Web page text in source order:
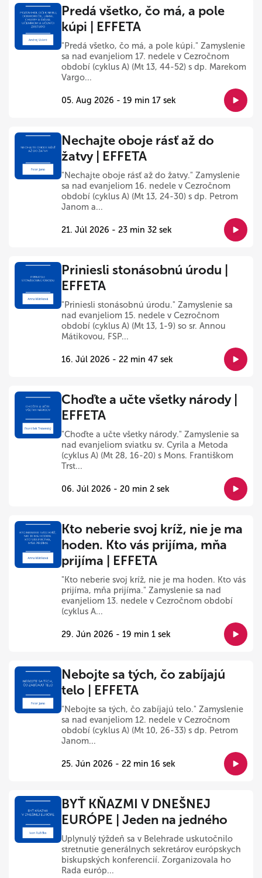
Predá všetko, čo má, a pole
kúpi | EFFETA
"Predá všetko, čo má, a pole kúpi." Zamyslenie
sa nad evanjeliom 17. nedele v Cezročnom
období (cyklus A) (Mt 13, 44-52) s dp. Marekom
Vargo...
05. Aug 2026 - 19 min 17 sek
Nechajte oboje rásť až do
žatvy | EFFETA
"Nechajte oboje rásť až do žatvy." Zamyslenie
sa nad evanjeliom 16. nedele v Cezročnom
období (cyklus A) (Mt 13, 24-30) s dp. Petrom
Janom a...
21. Júl 2026 - 23 min 32 sek
Priniesli stonásobnú úrodu |
EFFETA
"Priniesli stonásobnú úrodu." Zamyslenie sa
nad evanjeliom 15. nedele v Cezročnom
období (cyklus A) (Mt 13, 1-9) so sr. Annou
Mátikovou, FSP...
16. Júl 2026 - 22 min 47 sek
Choďte a učte všetky národy |
EFFETA
"Choďte a učte všetky národy." Zamyslenie sa
nad evanjeliom sviatku sv. Cyrila a Metoda
(cyklus A) (Mt 28, 16-20) s Mons. Františkom
Trst...
06. Júl 2026 - 20 min 2 sek
Kto neberie svoj kríž, nie je ma
hoden. Kto vás prijíma, mňa
prijíma | EFFETA
"Kto neberie svoj kríž, nie je ma hoden. Kto vás
prijíma, mňa prijíma." Zamyslenie sa nad
evanjeliom 13. nedele v Cezročnom období
(cyklus A...
29. Jún 2026 - 19 min 1 sek
Nebojte sa tých, čo zabíjajú
telo | EFFETA
"Nebojte sa tých, čo zabíjajú telo." Zamyslenie
sa nad evanjeliom 12. nedele v Cezročnom
období (cyklus A) (Mt 10, 26-33) s dp. Petrom
Janom...
25. Jún 2026 - 22 min 16 sek
BYŤ KŇAZMI V DNEŠNEJ
EURÓPE | Jeden na jedného
Uplynulý týždeň sa v Belehrade uskutočnilo
stretnutie generálnych sekretárov európskych
biskupských konferencií. Zorganizovala ho
Rada európ...